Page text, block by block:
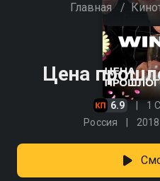
Главная /
Цена
6.9 1
Россия 2018